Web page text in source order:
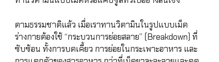
ตามธรรมชาติแล้ว เมื่อเราทานวิตามินในรูปแบบเม็ด
ร่างกายต้องใช้ “กระบวนการย่อยสลาย” (Breakdown) ที่
ซับซ้อน ทั้งการบดเคี้ยว การย่อยในกระเพาะอาหาร และ